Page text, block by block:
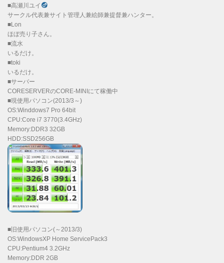
■高瀬川ユイ
サークル代表兼サイト管理人兼絵師兼提督兼ハンター。
■Lon
ほぼ売り子さん。
■流水
いるだけ。
■toki
いるだけ。
■サーバー
CORESERVERのCORE-MINIにて稼働中
■現使用パソコン(2013/3～)
OS:Winddows7 Pro 64bit
CPU:Core i7 3770(3.4GHz)
Memory:DDR3 32GB
HDD:SSD256GB
■旧使用パソコン(～2013/3)
OS:WindowsXP Home ServicePack3
CPU:Pentium4 3.2GHz
Memory:DDR 2GB